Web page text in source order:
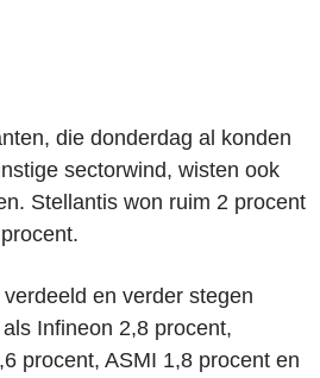
die donderdag al konden
sectorwind, wisten ook
Stellantis won ruim 2 procent
en verder stegen
Infineon 2,8 procent,
procent, ASMI 1,8 procent en